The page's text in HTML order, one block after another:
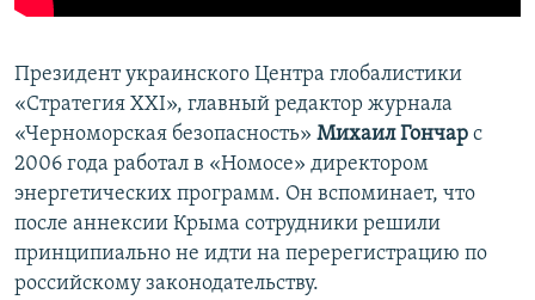
Президент украинского Центра глобалистики
«Стратегия ХХІ», главный редактор журнала
«Черноморская безопасность» Михаил Гончар с
2006 года работал в «Номосе» директором
энергетических программ. Он вспоминает, что
после аннексии Крыма сотрудники решили
принципиально не идти на перерегистрацию по
российскому законодательству.